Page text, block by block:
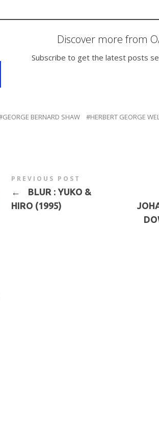
Discover more from
Subscribe to get the latest posts
GEORGE BERNARD SHAW HERBERT GEORGE
PREVIOUS POST
←
BLUR : YUKO &
HIRO (1995)